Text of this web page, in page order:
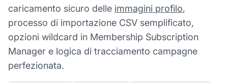
caricamento sicuro delle immagini profilo,
processo di importazione CSV semplificato,
opzioni wildcard in Membership Subscription
Manager e logica di tracciamento campagne
perfezionata.